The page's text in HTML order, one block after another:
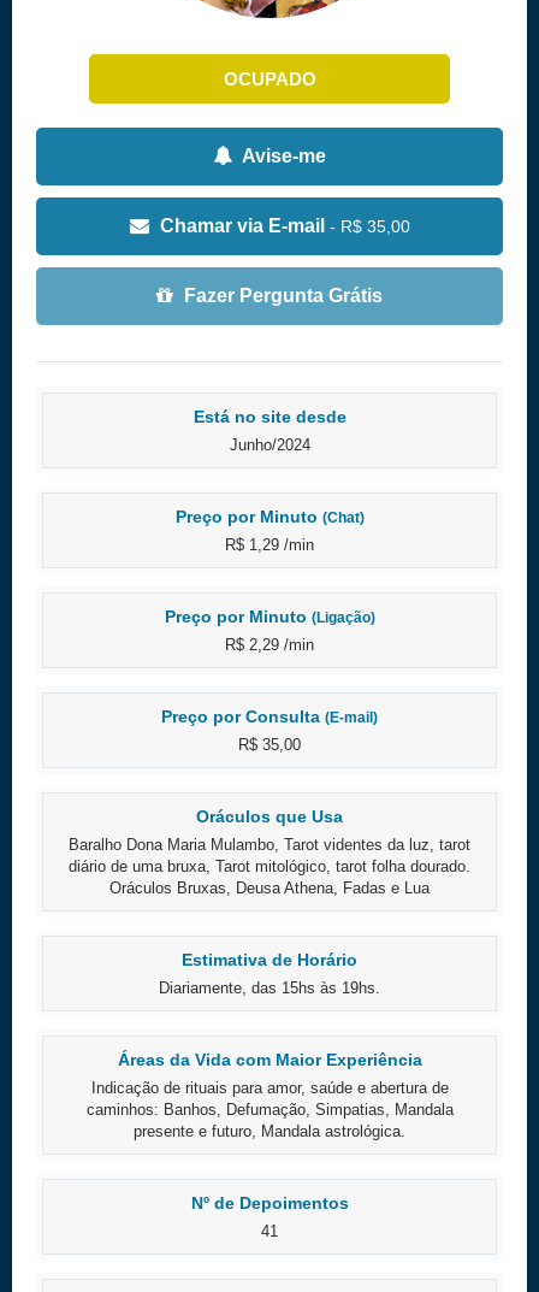
OCUPADO
Avise-me
Chamar via E-mail - R$ 35,00
Fazer Pergunta Grátis
Está no site desde
Junho/2024
Preço por Minuto (Chat)
R$ 1,29 /min
Preço por Minuto (Ligação)
R$ 2,29 /min
Preço por Consulta (E-mail)
R$ 35,00
Oráculos que Usa
Baralho Dona Maria Mulambo, Tarot videntes da luz, tarot
diário de uma bruxa, Tarot mitológico, tarot folha dourado.
Oráculos Bruxas, Deusa Athena, Fadas e Lua
Estimativa de Horário
Diariamente, das 15hs às 19hs.
Áreas da Vida com Maior Experiência
Indicação de rituais para amor, saúde e abertura de
caminhos: Banhos, Defumação, Simpatias, Mandala
presente e futuro, Mandala astrológica.
Nº de Depoimentos
41